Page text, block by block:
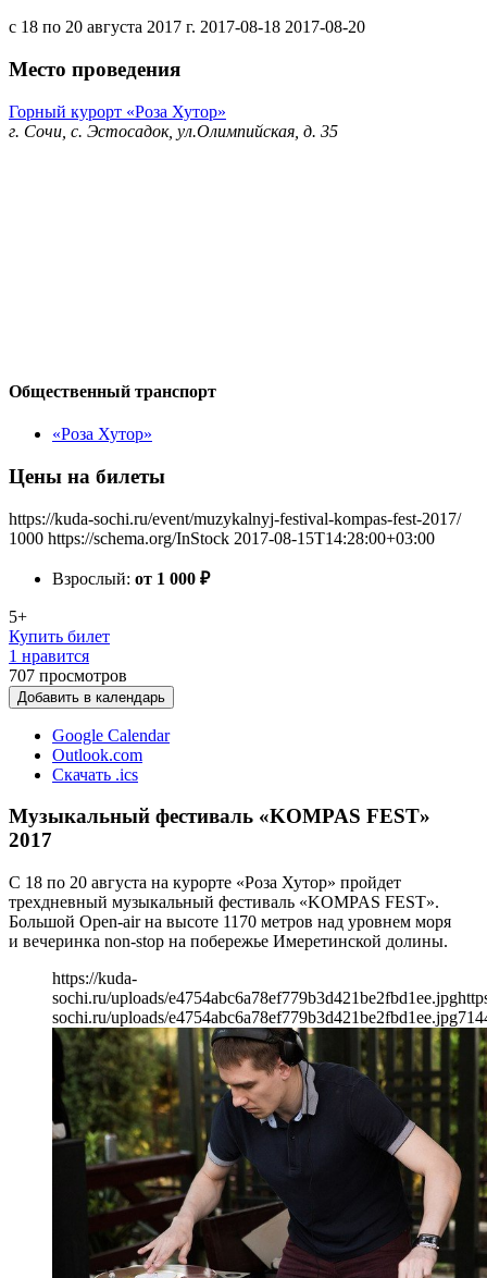
с 18 по 20 августа 2017 г. 2017-08-18 2017-08-20
Место проведения
Горный курорт «Роза Хутор»
г. Сочи, с. Эстосадок, ул.Олимпийская, д. 35
Общественный транспорт
«Роза Хутор»
Цены на билеты
https://kuda-sochi.ru/event/muzykalnyj-festival-kompas-fest-2017/
1000 https://schema.org/InStock 2017-08-15T14:28:00+03:00
Взрослый: от 1 000 ₽
5+
Купить билет
1 нравится
707 просмотров
Добавить в календарь
Google Calendar
Outlook.com
Скачать .ics
Музыкальный фестиваль «KOMPAS FEST»
2017
С 18 по 20 августа на курорте «Роза Хутор» пройдет
трехдневный музыкальный фестиваль «KOMPAS FEST».
Большой Open-air на высоте 1170 метров над уровнем моря
и вечеринка non-stop на побережье Имеретинской долины.
https://kuda-
sochi.ru/uploads/e4754abc6a78ef779b3d421be2fbd1ee.jpg
sochi.ru/uploads/e4754abc6a78ef779b3d421be2fbd1ee.jpg714